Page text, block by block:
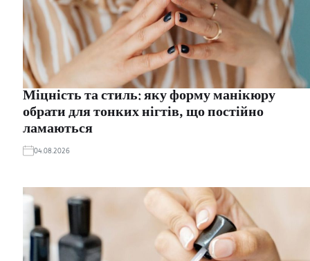
Міцність та стиль: яку форму манікюру
обрати для тонких нігтів, що постійно
ламаються
04.08.2026